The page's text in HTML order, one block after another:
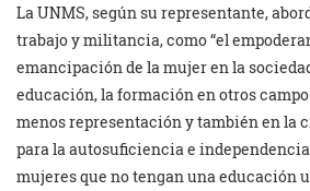
La UNMS, según su representante,
trabajo y militancia, como “el
emancipación de la mujer en la
educación, la formación en otros
menos representación y también en la
para la autosuficiencia e
mujeres que no tengan una educación